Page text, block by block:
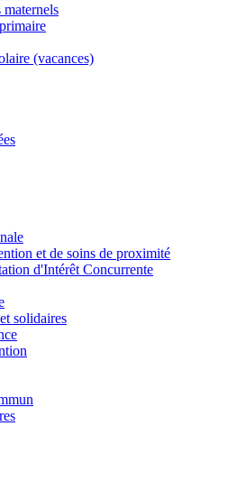
maternels
(vacances)
et de soins de proximité
d'Intérêt Concurrente
solidaires